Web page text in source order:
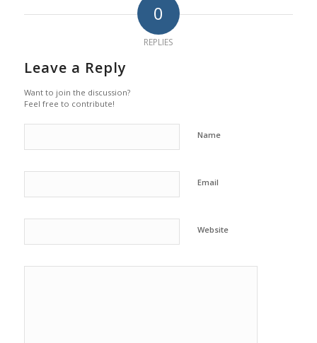
0
REPLIES
Leave a Reply
Want to join the discussion?
Feel free to contribute!
Name
Email
Website